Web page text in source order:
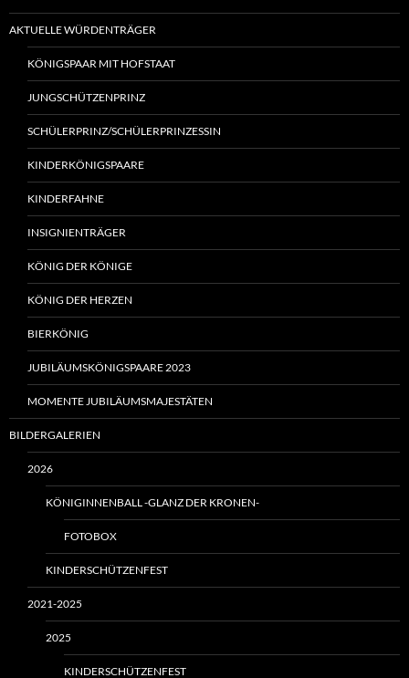
AKTUELLE WÜRDENTRÄGER
KÖNIGSPAAR MIT HOFSTAAT
JUNGSCHÜTZENPRINZ
SCHÜLERPRINZ/SCHÜLERPRINZESSIN
KINDERKÖNIGSPAARE
KINDERFAHNE
INSIGNIENTRÄGER
KÖNIG DER KÖNIGE
KÖNIG DER HERZEN
BIERKÖNIG
JUBILÄUMSKÖNIGSPAARE 2023
MOMENTE JUBILÄUMSMAJESTÄTEN
BILDERGALERIEN
2026
KÖNIGINNENBALL -GLANZ DER KRONEN-
FOTOBOX
KINDERSCHÜTZENFEST
2021-2025
2025
KINDERSCHÜTZENFEST